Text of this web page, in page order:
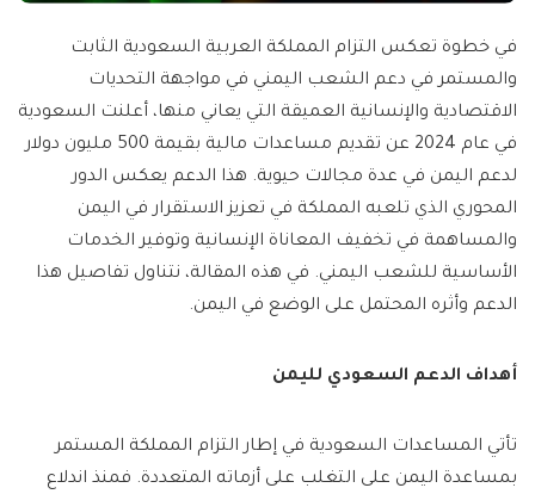
في خطوة تعكس التزام المملكة العربية السعودية الثابت
والمستمر في دعم الشعب اليمني في مواجهة التحديات
الاقتصادية والإنسانية العميقة التي يعاني منها، أعلنت السعودية
في عام 2024 عن تقديم مساعدات مالية بقيمة 500 مليون دولار
لدعم اليمن في عدة مجالات حيوية. هذا الدعم يعكس الدور
المحوري الذي تلعبه المملكة في تعزيز الاستقرار في اليمن
والمساهمة في تخفيف المعاناة الإنسانية وتوفير الخدمات
الأساسية للشعب اليمني. في هذه المقالة، نتناول تفاصيل هذا
الدعم وأثره المحتمل على الوضع في اليمن.
أهداف الدعم السعودي لليمن
تأتي المساعدات السعودية في إطار التزام المملكة المستمر
بمساعدة اليمن على التغلب على أزماته المتعددة. فمنذ اندلاع